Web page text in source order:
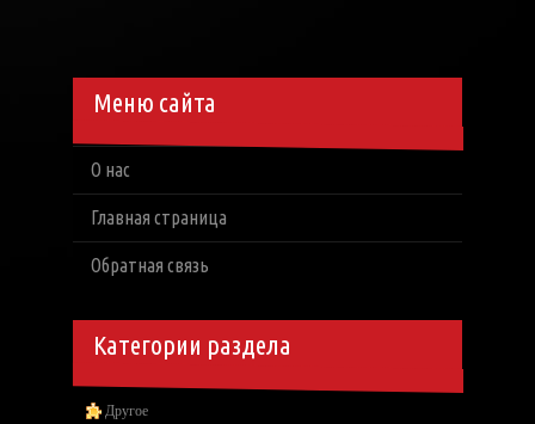
Меню сайта
О нас
Главная страница
Обратная связь
Категории раздела
Другое